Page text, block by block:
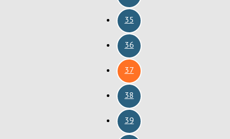
35
36
37
38
39